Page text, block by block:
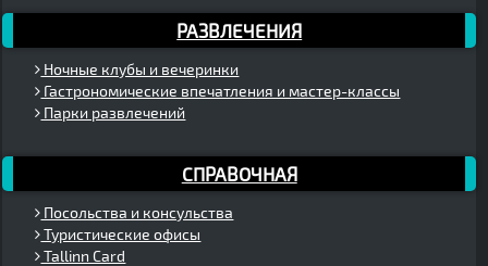
РАЗВЛЕЧЕНИЯ
Ночные клубы и вечеринки
Гастрономические впечатления и мастер-классы
Парки развлечений
СПРАВОЧНАЯ
Посольства и консульства
Туристические офисы
Tallinn Card